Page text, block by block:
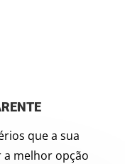
que a sua
a melhor opção